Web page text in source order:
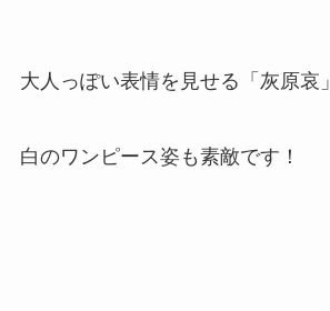
大人っぽい表情を見せる「灰原哀」
白のワンピース姿も素敵です！